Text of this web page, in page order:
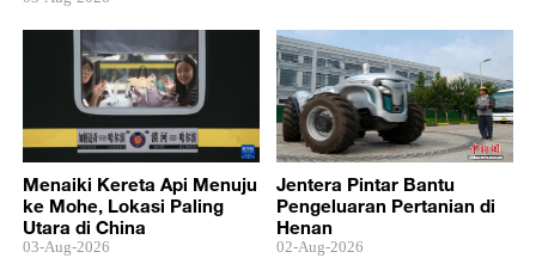
Menaiki Kereta Api Menuju
ke Mohe, Lokasi Paling
Utara di China
03-Aug-2026
Jentera Pintar Bantu
Pengeluaran Pertanian di
Henan
02-Aug-2026